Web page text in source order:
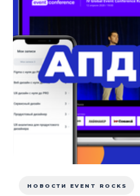
НОВОСТИ EVENT ROCKS